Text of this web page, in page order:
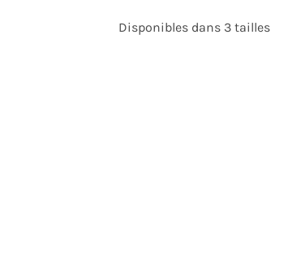
Disponibles dans 3 tailles